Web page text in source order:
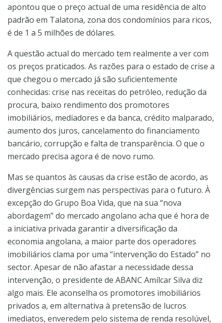
apontou que o preço actual de uma residência de alto
padrão em Talatona, zona dos condomínios para ricos,
é de 1 a 5 milhões de dólares.
A questão actual do mercado tem realmente a ver com
os preços praticados. As razões para o estado de crise a
que chegou o mercado já são suficientemente
conhecidas: crise nas receitas do petróleo, redução da
procura, baixo rendimento dos promotores
imobiliários, mediadores e da banca, crédito malparado,
aumento dos juros, cancelamento do financiamento
bancário, corrupção e falta de transparência. O que o
mercado precisa agora é de novo rumo.
Mas se quantos às causas da crise estão de acordo, as
divergências surgem nas perspectivas para o futuro. À
excepção do Grupo Boa Vida, que na sua “nova
abordagem” do mercado angolano acha que é hora de
a iniciativa privada garantir a diversificação da
economia angolana, a maior parte dos operadores
imobiliários clama por uma “intervenção do Estado” no
sector. Apesar de não afastar a necessidade dessa
intervenção, o presidente de ABANC Amílcar Silva diz
algo mais. Ele aconselha os promotores imobiliários
privados a, em alternativa à pretensão de lucros
imediatos, enveredem pelo sistema de renda resolúvel,